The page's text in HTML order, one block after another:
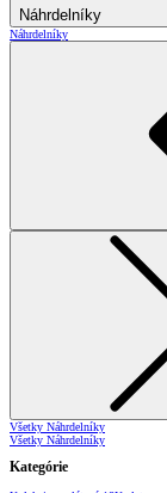
Náhrdelníky
Náhrdelníky
Všetky Náhrdelníky
Všetky Náhrdelníky
Kategórie